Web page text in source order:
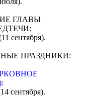
ГЛАВЫ
сентября).
ПРАЗДНИКИ:
:
сентября).